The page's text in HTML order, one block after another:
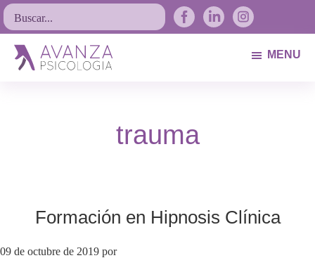
Saltar
a
navegación
Saltar
al
contenido
principal
Saltar
al
pie
Buscar...
MENU
trauma
Formación en Hipnosis Clínica
09 de octubre de 2019 por